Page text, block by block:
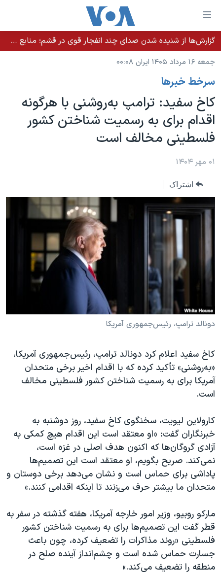
لینکهای
قابل
دسترسی
جهش
محتوای
اصلی
جهش
به
صفحه
جهش
خانه
نسخه سبک وب‌سایت
موضوع ها
ایران
آمریکا
جهان
ورزشی
ویدیوها
فرهنگ و زندگی
حقوق شهروندی
اقتصادی
اسرائیل در جنگ
برنامه های تلویزیونی
جدول برنامه ها
صفحه‌های ویژه
جام جهانی ۲۰۲۶
بایگانی برنامه‌های تلویزیونی
مستندها
انتخابات ریاست جمهوری آمریکا ۲۰۲۴
حمله جمهوری اسلامی به اسرائیل
ورزش زنان در ایران
اعتراضات زن، زندگی، آزادی
تریبونال مردمی آبان ۹۸
دادگاه حمید نوری
اعتراضات مردمی آبان ۹۸
اسرائیل در جنگ
نرگس محمدی برنده جایزه نوبل صلح
همایش محافظه‌کاران آمریکا «سی‌پک»
سفر پرزیدنت ترامپ به چین
فرکانس‌های صدای آمریکا
پخش رادیویی
یادگیری زبان انگلیسی
دنبال کنید
زبانهای مختلف
گزارش‌ها از شنیده شدن صدای چند انفجار قوی در قشم؛ منابع حکومتی می‌گویند درگیری در تنگه هرمز بود
جمعه ۱۶ مرداد ۱۴۰۵ ایران ۰۰:۰۸
سرخط خبرها
کاخ سفید: ترامپ به‌روشنی با هرگونه
اقدام برای به رسمیت شناختن کشور
فلسطینی مخالف است
۰۱ مهر ۱۴۰۴
اشتراک
دونالد ترامپ، رئیس‌جمهوری آمریکا
کاخ سفید اعلام کرد دونالد ترامپ، رئیس‌جمهوری آمریکا،
«به‌روشنی» تأکید کرده که با اقدام اخیر برخی متحدان
آمریکا برای به رسمیت شناختن کشور فلسطینی مخالف
است.
کارولاین لیویت، سخنگوی کاخ سفید، روز دوشنبه به
خبرنگاران گفت: «او معتقد است این اقدام هیچ کمکی به
آزادی گروگان‌ها که اکنون هدف اصلی در غزه است،
نمی‌کند. صریح بگویم، او معتقد است این تصمیم‌ها
پاداشی برای حماس است و نشان می‌دهد برخی دوستان و
متحدان ما بیشتر حرف می‌زنند تا اینکه اقدامی کنند.»
مارکو روبیو، وزیر امور خارجه آمریکا، هفته گذشته در سفر به
قطر گفت این تصمیم‌ها برای به رسمیت شناختن کشور
فلسطینی «روند مذاکرات را تضعیف کرده، چون باعث
جسارت حماس شده است و چشم‌انداز آینده صلح در
منطقه را تضعیف می‌کند.»